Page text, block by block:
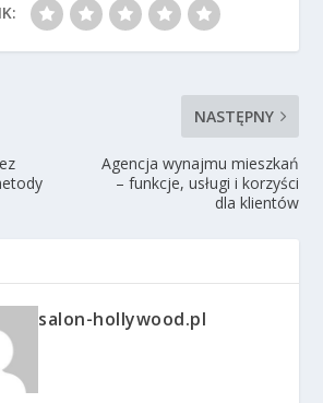
NASTĘPNY
Agencja wynajmu mieszkań
– funkcje, usługi i korzyści
dla klientów
salon-hollywood.pl